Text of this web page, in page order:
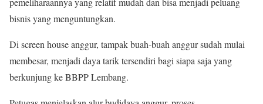
bisnis yang menguntungkan.
Di screen house anggur, tampak buah-buah anggur sudah mulai
membesar, menjadi daya tarik tersendiri bagi siapa saja yang
berkunjung ke BBPP Lembang.